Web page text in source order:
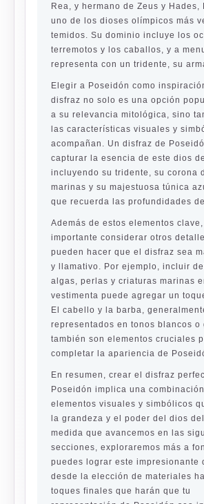
Rea, y hermano de Zeus y Hades,
uno de los dioses olímpicos más
temidos. Su dominio incluye los
terremotos y los caballos, y a
representa con un tridente, su
Elegir a Poseidón como
disfraz no solo es una opción
a su relevancia mitológica, sino
las características visuales y
acompañan. Un disfraz de
capturar la esencia de este dios
incluyendo su tridente, su corona
marinas y su majestuosa túnica
que recuerda las profundidades
Además de estos elementos
importante considerar otros
pueden hacer que el disfraz sea
y llamativo. Por ejemplo, incluir
algas, perlas y criaturas marinas
vestimenta puede agregar un
El cabello y la barba,
representados en tonos blancos o
también son elementos cruciales
completar la apariencia de
En resumen, crear el disfraz
Poseidón implica una
elementos visuales y simbólicos
la grandeza y el poder del dios
medida que avancemos en las
secciones, exploraremos más a
puedes lograr este impresionante
desde la elección de materiales
toques finales que harán que tu